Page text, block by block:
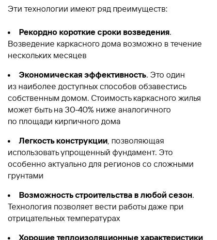
Эти технологии имеют ряд преимуществ:
Рекордно короткие сроки возведения.
Возведение каркасного дома возможно в течение
нескольких месяцев
Экономическая эффективность. Это один
из наиболее доступных способов обзавестись
собственным домом. Стоимость каркасного жилья
может быть на 30-40% ниже аналогичного
по площади кирпичного дома
Легкость конструкции , позволяющая
использовать упрощенный фундамент. Это
особенно актуально для регионов со сложными
грунтами
Возможность строительства в любой сезон.
Технология позволяет вести работы даже при
отрицательных температурах
Хорошие теплоизоляционные характеристики